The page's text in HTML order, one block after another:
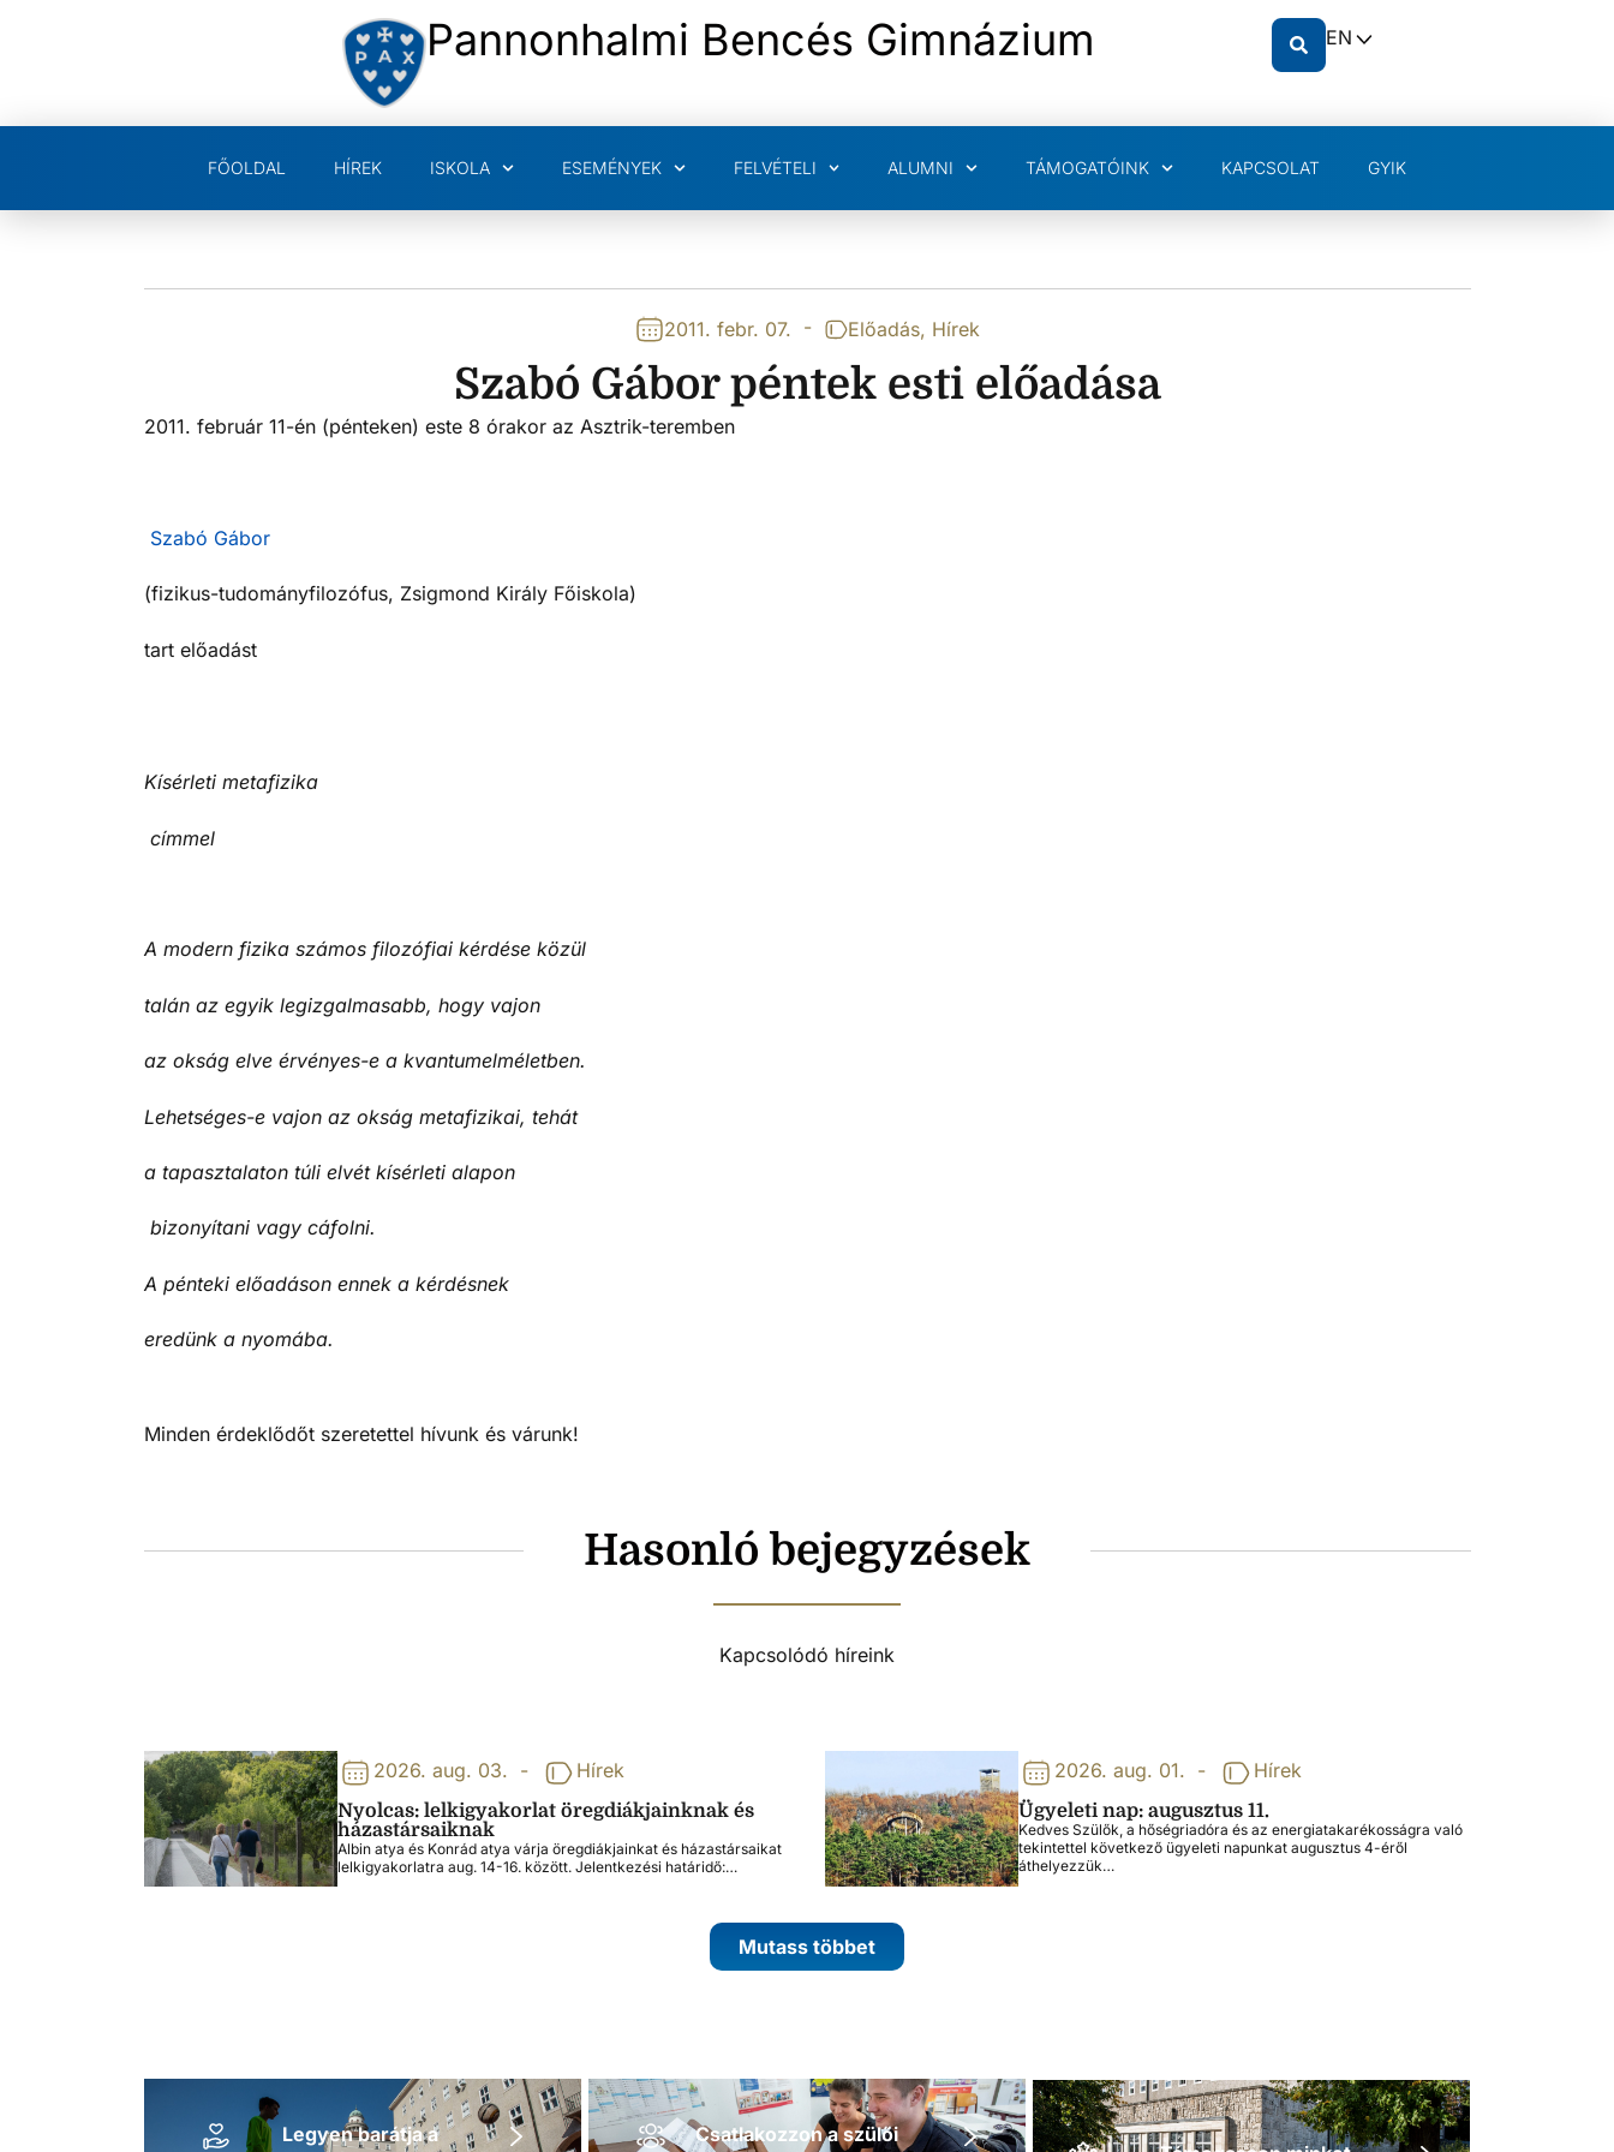
Pannonhalmi Bencés Gimnázium EN
FŐOLDAL HÍREK ISKOLA ESEMÉNYEK FELVÉTELI ALUMNI TÁMOGATÓINK KAPCSOLAT GYIK
2011. febr. 07. - Előadás, Hírek
Szabó Gábor péntek esti előadása
2011. február 11-én (pénteken) este 8 órakor az Asztrik-teremben
Szabó Gábor
(fizikus-tudományfilozófus, Zsigmond Király Főiskola)
tart előadást
Kísérleti metafizika
címmel
A modern fizika számos filozófiai kérdése közül
talán az egyik legizgalmasabb, hogy vajon
az okság elve érvényes-e a kvantumelméletben.
Lehetséges-e vajon az okság metafizikai, tehát
a tapasztalaton túli elvét kísérleti alapon
bizonyítani vagy cáfolni.
A pénteki előadáson ennek a kérdésnek
eredünk a nyomába.
Minden érdeklődőt szeretettel hívunk és várunk!
Hasonló bejegyzések
Kapcsolódó híreink
2026. aug. 03. - Hírek
Nyolcas: lelkigyakorlat öregdiákjainknak és
házastársaiknak
Albin atya és Konrád atya várja öregdiákjainkat és házastársaikat
lelkigyakorlatra aug. 14-16. között. Jelentkezési határidő:…
2026. aug. 01. - Hírek
Ügyeleti nap: augusztus 11.
Kedves Szülők, a hőségriadóra és az energiatakarékosságra való
tekintettel következő ügyeleti napunkat augusztus 4-éről
áthelyezzük…
Mutass többet
Legyen barátja a
Csatlakozzon a szülői